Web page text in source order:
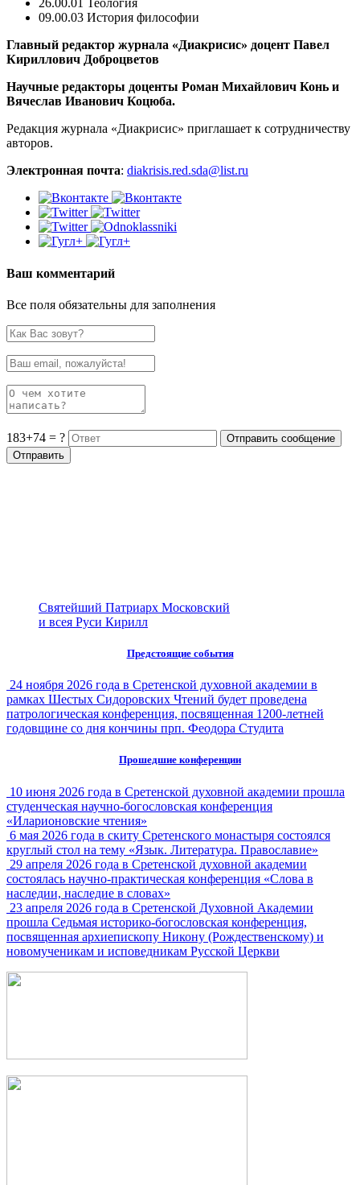
26.00.01 Теология
09.00.03 История философии
Главный редактор журнала «Диакрисис» доцент Павел
Кириллович Доброцветов
Научные редакторы доценты Роман Михайлович Конь и
Вячеслав Иванович Коцюба.
Редакция журнала «Диакрисис» приглашает к сотрудничеству
авторов.
Электронная почта: diakrisis.red.sda@list.ru
Ваш комментарий
Все поля обязательны для заполнения
183+74 = ?
Святейший Патриарх Московский
и всея Руси Кирилл
Предстоящие события
24 ноября 2026 года в Сретенской духовной академии в
рамках Шестых Сидоровских Чтений будет проведена
патрологическая конференция, посвященная 1200-летней
годовщине со дня кончины прп. Феодора Студита
Прошедшие конференции
10 июня 2026 года в Сретенской духовной академии прошла
студенческая научно-богословская конференция
«Иларионовские чтения»
6 мая 2026 года в скиту Сретенского монастыря состоялся
круглый стол на тему «Язык. Литература. Православие»
29 апреля 2026 года в Сретенской духовной академии
состоялась научно-практическая конференция «Слова в
наследии, наследие в словах»
23 апреля 2026 года в Сретенской Духовной Академии
прошла Седьмая историко-богословская конференция,
посвященная архиепископу Никону (Рождественскому) и
новомученикам и исповедникам Русской Церкви